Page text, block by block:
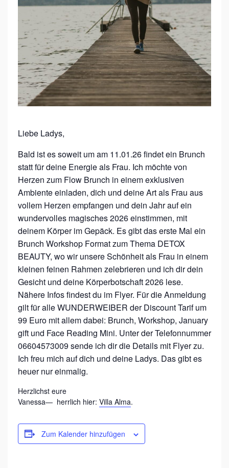
W
B
R
U
N
C
H
M
I
T
D
E
T
O
X
B
E
A
U
T
Y
W
O
R
K
S
H
O
Liebe Ladys,
Bald ist es soweit um am 11.01.26 findet ein Brunch
statt für deine Energie als Frau. Ich möchte von
Herzen zum Flow Brunch in einem exklusiven
Ambiente einladen, dich und deine Art als Frau aus
vollem Herzen empfangen und dein Jahr auf ein
wundervolles magisches 2026 einstimmen, mit
deinem Körper im Gepäck. Es gibt das erste Mal ein
Brunch Workshop Format zum Thema DETOX
BEAUTY, wo wir unsere Schönheit als Frau in einem
kleinen feinen Rahmen zelebrieren und ich dir dein
Gesicht und deine Körperbotschaft 2026 lese.
Nähere Infos findest du im Flyer. Für die Anmeldung
gilt für alle WUNDERWEIBER der Discount Tarif um
99 Euro mit allem dabei: Brunch, Workshop, January
gift und Face Reading Mini. Unter der Telefonnummer
06604573009 sende ich dir die Details mit Flyer zu.
Ich freu mich auf dich und deine Ladys. Das gibt es
heuer nur einmalig.
Herzlichst eure
Vanessa— herrlich hier: Villa Alma.
Zum Kalender hinzufügen